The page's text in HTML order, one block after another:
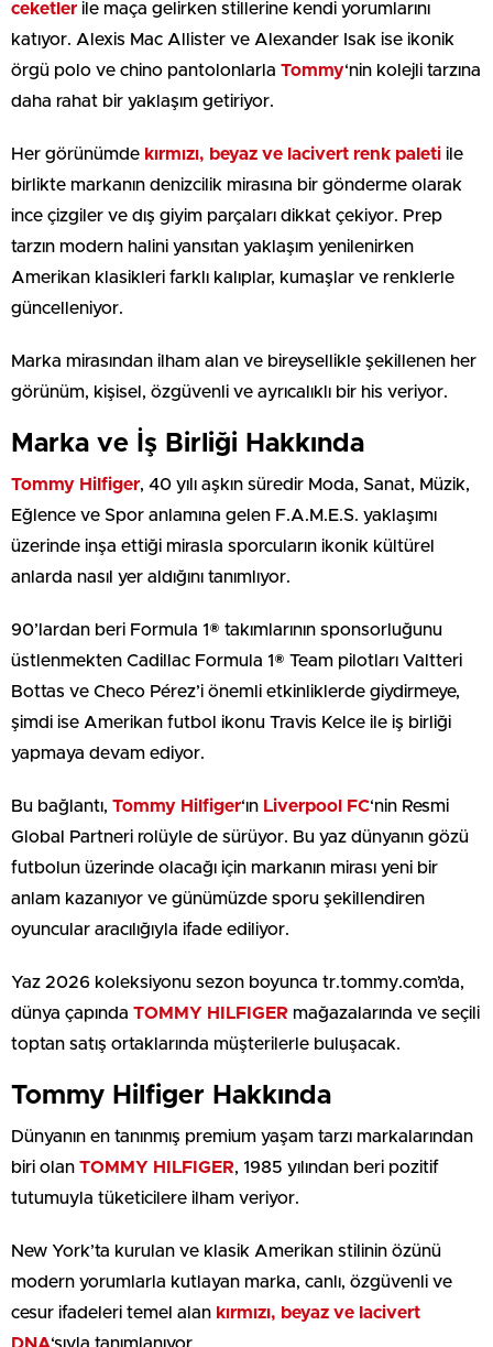
ceketler ile maça gelirken stillerine kendi yorumlarını
katıyor. Alexis Mac Allister ve Alexander Isak ise ikonik
örgü polo ve chino pantolonlarla Tommy‘nin kolejli tarzına
daha rahat bir yaklaşım getiriyor.
Her görünümde kırmızı, beyaz ve lacivert renk paleti ile
birlikte markanın denizcilik mirasına bir gönderme olarak
ince çizgiler ve dış giyim parçaları dikkat çekiyor. Prep
tarzın modern halini yansıtan yaklaşım yenilenirken
Amerikan klasikleri farklı kalıplar, kumaşlar ve renklerle
güncelleniyor.
Marka mirasından ilham alan ve bireysellikle şekillenen her
görünüm, kişisel, özgüvenli ve ayrıcalıklı bir his veriyor.
Marka ve İş Birliği Hakkında
Tommy Hilfiger, 40 yılı aşkın süredir Moda, Sanat, Müzik,
Eğlence ve Spor anlamına gelen F.A.M.E.S. yaklaşımı
üzerinde inşa ettiği mirasla sporcuların ikonik kültürel
anlarda nasıl yer aldığını tanımlıyor.
90’lardan beri Formula 1® takımlarının sponsorluğunu
üstlenmekten Cadillac Formula 1® Team pilotları Valtteri
Bottas ve Checo Pérez’i önemli etkinliklerde giydirmeye,
şimdi ise Amerikan futbol ikonu Travis Kelce ile iş birliği
yapmaya devam ediyor.
Bu bağlantı, Tommy Hilfiger‘ın Liverpool FC‘nin Resmi
Global Partneri rolüyle de sürüyor. Bu yaz dünyanın gözü
futbolun üzerinde olacağı için markanın mirası yeni bir
anlam kazanıyor ve günümüzde sporu şekillendiren
oyuncular aracılığıyla ifade ediliyor.
Yaz 2026 koleksiyonu sezon boyunca tr.tommy.com’da,
dünya çapında TOMMY HILFIGER mağazalarında ve seçili
toptan satış ortaklarında müşterilerle buluşacak.
Tommy Hilfiger Hakkında
Dünyanın en tanınmış premium yaşam tarzı markalarından
biri olan TOMMY HILFIGER, 1985 yılından beri pozitif
tutumuyla tüketicilere ilham veriyor.
New York’ta kurulan ve klasik Amerikan stilinin özünü
modern yorumlarla kutlayan marka, canlı, özgüvenli ve
cesur ifadeleri temel alan kırmızı, beyaz ve lacivert
DNA‘sıyla tanımlanıyor.